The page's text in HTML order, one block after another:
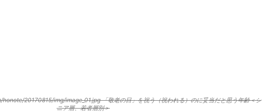
20170815/img/image_01.jpg 「敬老の日」を祝う（祝われる）のに妥当だと思う年齢＜シ
ニア層、若者層別＞